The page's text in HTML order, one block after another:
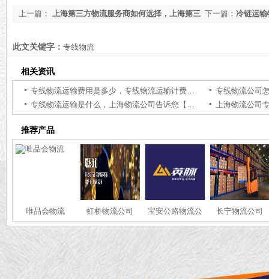
下一篇： 冷链运
上一篇： 上海第三方物流服务商如何选择，上海第三
此文关键字： 专线物流
相关资讯
专线物流运输费用是多少，专线物流运输计费方式【获取报价】
专线物流运输是什么，上海物流公司告诉您【知识普及】
推荐产品
唯品会物流 虹桥物流公司
宝安公路物流公
司
长宁物流公司